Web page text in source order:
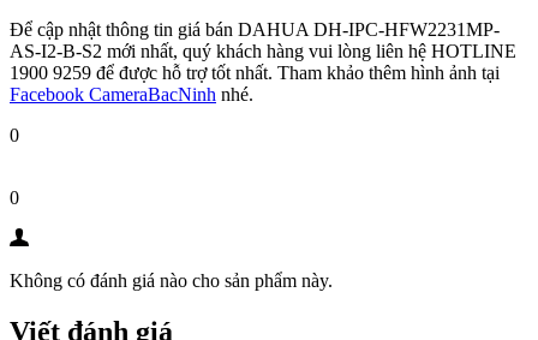
Để cập nhật thông tin giá bán DAHUA DH-IPC-HFW2231MP-
AS-I2-B-S2 mới nhất, quý khách hàng vui lòng liên hệ HOTLINE
1900 9259 để được hỗ trợ tốt nhất. Tham khảo thêm hình ảnh tại
Facebook CameraBacNinh nhé.
0
0
Không có đánh giá nào cho sản phẩm này.
Viết đánh giá